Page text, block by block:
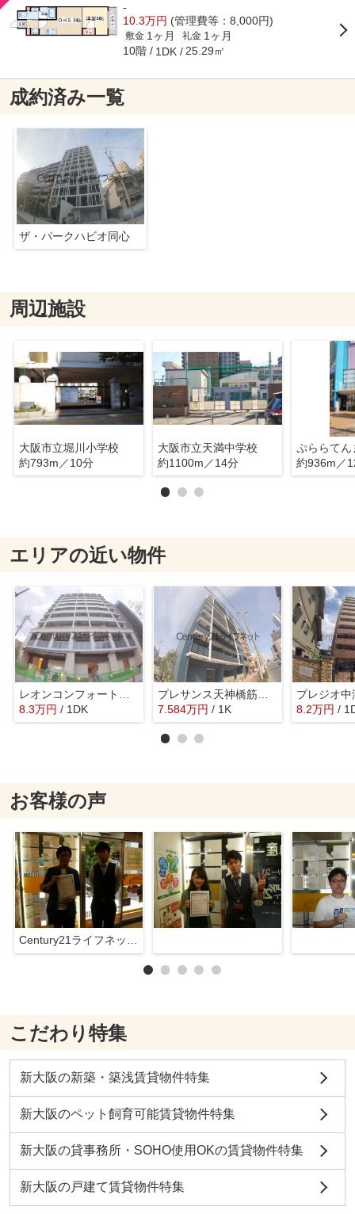
-
10.3万円 (管理費等：8,000円)
敷金 1ヶ月 礼金 1ヶ月
10階 1DK 25.29㎡
成約済み一覧
ザ・パークハビオ同心
周辺施設
大阪市立堀川小学校
約793m／10分
大阪市立天満中学校
約1100m／14分
ぷららてん
約936m／
エリアの近い物件
8.3万円 / 1DK
プレサンス天神橋筋六丁目ヴォワール
7.584万円 / 1K
プレジオ中
8.2万円 /
お客様の声
こだわり特集
新大阪の新築・築浅賃貸物件特集
新大阪のペット飼育可能賃貸物件特集
新大阪の貸事務所・SOHO使用OKの賃貸物件特集
新大阪の戸建て賃貸物件特集